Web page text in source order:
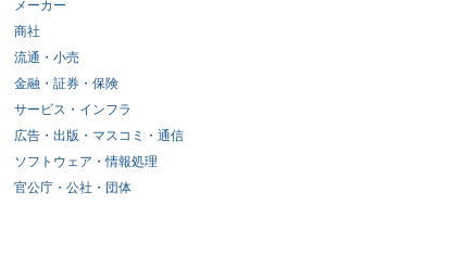
メーカー
商社
流通・小売
金融・証券・保険
サービス・インフラ
広告・出版・マスコミ・通信
ソフトウェア・情報処理
官公庁・公社・団体